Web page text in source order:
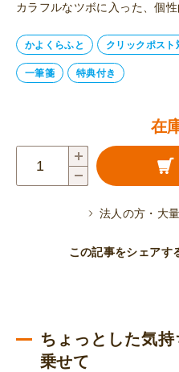
カラフルなツボに入った、個
かよくらふと クリックポスト
一筆箋 特典付き
在
法人の方・大
この記事をシェアす
ちょっとした気
乗せて